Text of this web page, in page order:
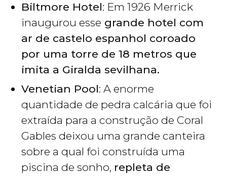
Biltmore Hotel: Em 1926 Merrick
inaugurou esse grande hotel com
ar de castelo espanhol coroado
por uma torre de 18 metros que
imita a Giralda sevilhana.
Venetian Pool: A enorme
quantidade de pedra calcária que foi
extraída para a construção de Coral
Gables deixou uma grande canteira
sobre a qual foi construída uma
piscina de sonho, repleta de